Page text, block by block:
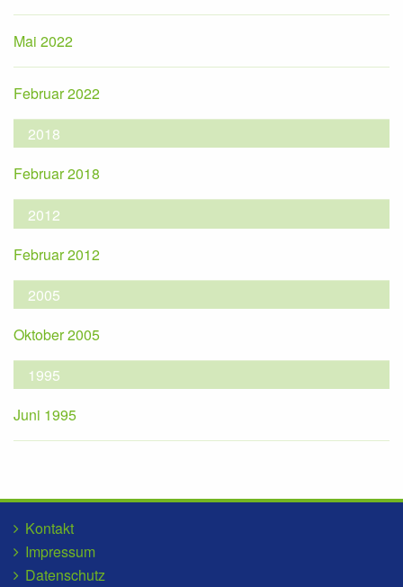
Mai 2022
Februar 2022
2018
Februar 2018
2012
Februar 2012
2005
Oktober 2005
1995
Juni 1995
Kontakt
Impressum
Datenschutz